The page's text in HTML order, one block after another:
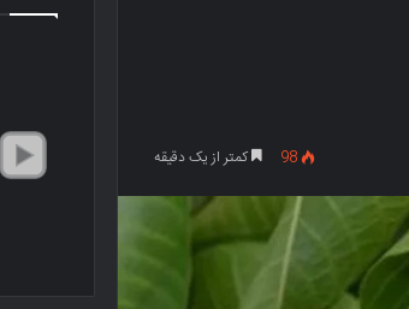
98 کمتر از یک دقیقه